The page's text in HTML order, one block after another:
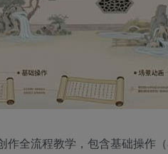
全流程教学，包含基础操作